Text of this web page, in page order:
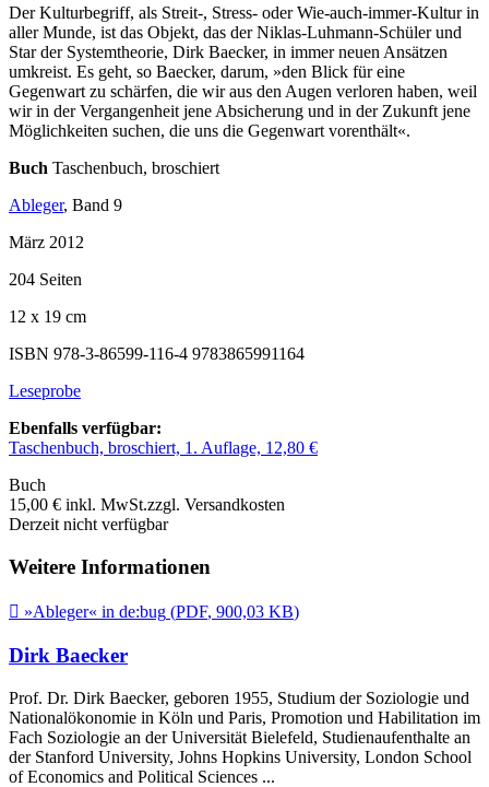
Der Kulturbegriff, als Streit-, Stress- oder Wie-auch-immer-Kultur in
aller Munde, ist das Objekt, das der Niklas-Luhmann-Schüler und
Star der Systemtheorie, Dirk Baecker, in immer neuen Ansätzen
umkreist. Es geht, so Baecker, darum, »den Blick für eine
Gegenwart zu schärfen, die wir aus den Augen verloren haben, weil
wir in der Vergangenheit jene Absicherung und in der Zukunft jene
Möglichkeiten suchen, die uns die Gegenwart vorenthält«.
Buch Taschenbuch, broschiert
Ableger, Band 9
März 2012
204 Seiten
12 x 19 cm
ISBN 978-3-86599-116-4 9783865991164
Leseprobe
Ebenfalls verfügbar:
Taschenbuch, broschiert, 1. Auflage, 12,80 €
Buch
15,00 € inkl. MwSt.zzgl. Versandkosten
Derzeit nicht verfügbar
Weitere Informationen
 »Ableger« in de:bug (PDF, 900,03 KB)
Dirk Baecker
Prof. Dr. Dirk Baecker, geboren 1955, Studium der Soziologie und
Nationalökonomie in Köln und Paris, Promotion und Habilitation im
Fach Soziologie an der Universität Bielefeld, Studienaufenthalte an
der Stanford University, Johns Hopkins University, London School
of Economics and Political Sciences ...